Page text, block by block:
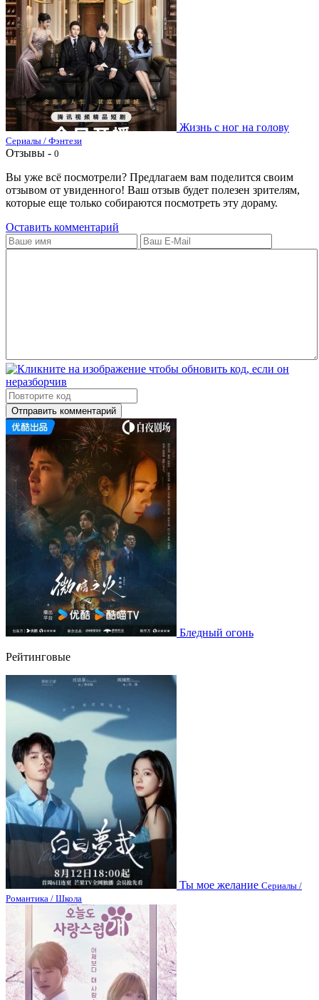
Жизнь с ног на голову
Сериалы / Фэнтези
Отзывы - 0
Вы уже всё посмотрели? Предлагаем вам поделится своим
отзывом от увиденного! Ваш отзыв будет полезен зрителям,
которые еще только собираются посмотреть эту дораму.
Оставить комментарий
Отправить комментарий
Бледный огонь
Рейтинговые
Ты мое желание Сериалы /
Романтика / Школа